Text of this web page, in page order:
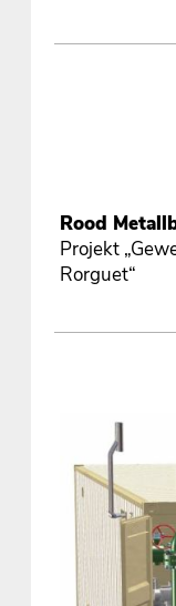
Rood
Projekt
Rorguet“